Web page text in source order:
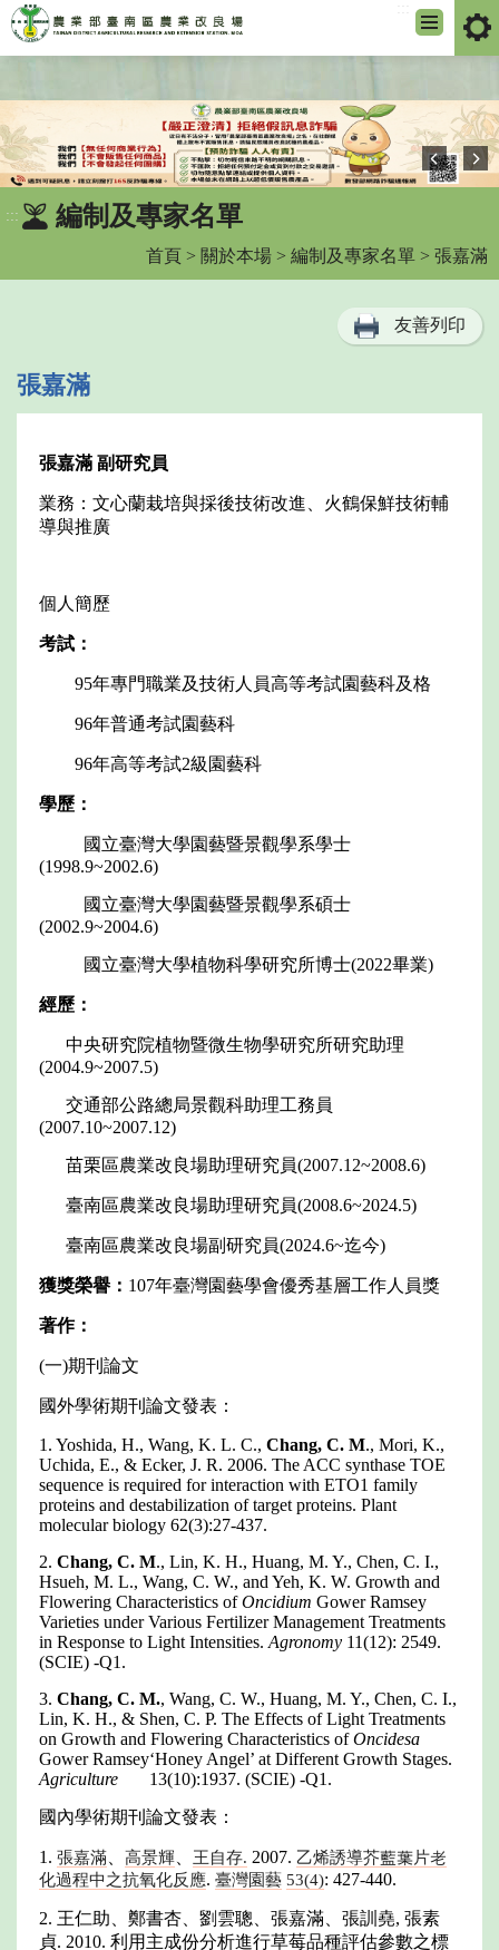
要
內
容
區
::: 編制及專家名單
首頁 > 關於本場 > 編制及專家名單 > 張嘉滿
友善列印
張嘉滿
張嘉滿 副研究員
業務：文心蘭栽培與採後技術改進、火鶴保鮮技術輔
導與推廣
個人簡歷
考試：
95年專門職業及技術人員高等考試園藝科及格
96年普通考試園藝科
96年高等考試2級園藝科
學歷：
國立臺灣大學園藝暨景觀學系學士
(1998.9~2002.6)
國立臺灣大學園藝暨景觀學系碩士
(2002.9~2004.6)
國立臺灣大學植物科學研究所博士(2022畢業)
經歷：
中央研究院植物暨微生物學研究所研究助理
(2004.9~2007.5)
交通部公路總局景觀科助理工務員
(2007.10~2007.12)
苗栗區農業改良場助理研究員(2007.12~2008.6)
臺南區農業改良場助理研究員(2008.6~2024.5)
臺南區農業改良場副研究員(2024.6~迄今)
獲獎榮譽： 107年臺灣園藝學會優秀基層工作人員獎
著作：
(一)期刊論文
國外學術期刊論文發表：
1. Yoshida, H., Wang, K. L. C., Chang, C. M., Mori, K.,
Uchida, E., & Ecker, J. R. 2006. The ACC synthase TOE
sequence is required for interaction with ETO1 family
proteins and destabilization of target proteins. Plant
molecular biology 62(3):27-437.
2. Chang, C. M., Lin, K. H., Huang, M. Y., Chen, C. I.,
Hsueh, M. L., Wang, C. W., and Yeh, K. W. Growth and
Flowering Characteristics ofOncidium Gower Ramsey
Varieties under Various Fertilizer Management Treatments
in Response to Light Intensities. Agronomy 11(12): 2549.
(SCIE) -Q1.
3. Chang, C. M., Wang, C. W., Huang, M. Y., Chen, C. I.,
Lin, K. H., & Shen, C. P. The Effects of Light Treatments
on Growth and Flowering Characteristics ofOncidesa
Gower Ramsey‘Honey Angel’ at Different Growth Stages.
Agriculture 13(10):1937. (SCIE) -Q1.
國內學術期刊論文發表：
1. 張嘉滿 高景輝 王自存. 2007. 乙烯誘導芥藍葉片老
化過程中之抗氧化反應. 臺灣園藝 53(4): 427-440.
2. 王仁助、鄭書杏、劉雲聰、張嘉滿、張訓堯, 張素
貞. 2010. 利用主成份分析進行草莓品種評估參數之標